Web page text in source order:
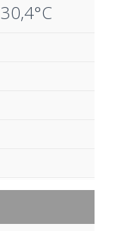
30,4°C